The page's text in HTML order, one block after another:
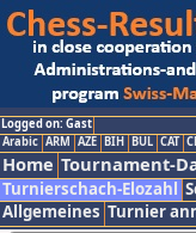
Logged on: Gast
Arabic ARM AZE BIH BUL CAT
Home Tournament-
Turnierschach-Elozahl
Allgemeines Turnier